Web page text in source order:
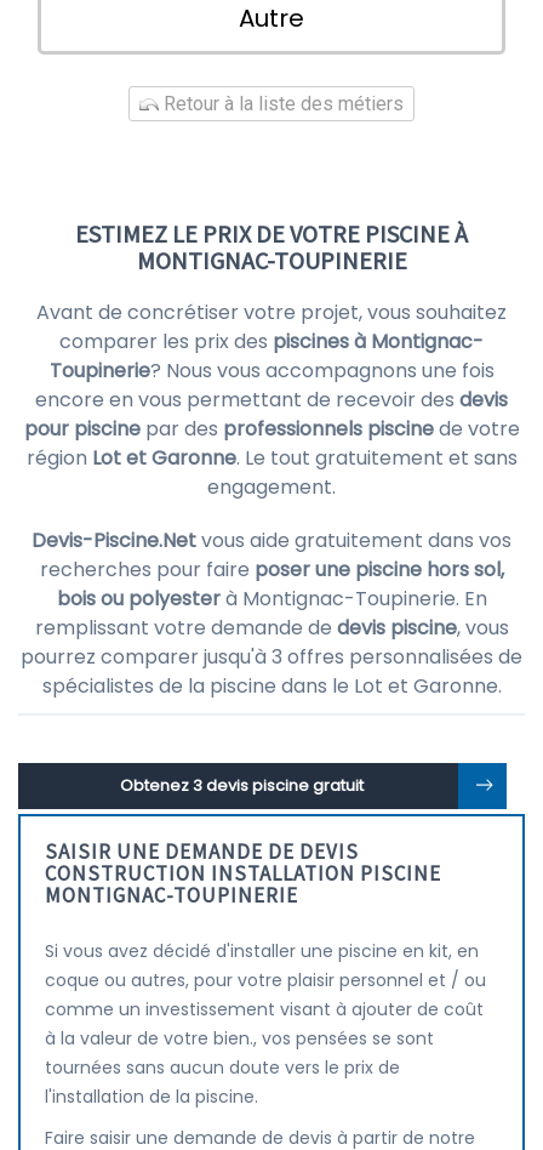
Autre
Retour à la liste des métiers
ESTIMEZ LE PRIX DE VOTRE PISCINE À
MONTIGNAC-TOUPINERIE
Avant de concrétiser votre projet, vous souhaitez
comparer les prix des piscines à Montignac-
Toupinerie? Nous vous accompagnons une fois
encore en vous permettant de recevoir des devis
pour piscinepar des professionnels piscinede votre
région Lot et Garonne. Le tout gratuitement et sans
engagement.
Devis-Piscine.Netvous aide gratuitement dans vos
recherches pour faire poser une piscine hors sol,
bois ou polyesterà Montignac-Toupinerie. En
remplissant votre demande de devis piscine, vous
pourrez comparer jusqu'à 3 offres personnalisées de
spécialistes de la piscine dans le Lot et Garonne.
Obtenez 3 devis piscine gratuit
SAISIR UNE DEMANDE DE DEVIS
CONSTRUCTION INSTALLATION PISCINE
MONTIGNAC-TOUPINERIE
Si vous avez décidé d'installer une piscine en kit, en
coque ou autres, pour votre plaisir personnel et / ou
comme un investissement visant à ajouter de coût
à la valeur de votre bien., vos pensées se sont
tournées sans aucun doute vers le prix de
l'installation de la piscine.
Faire saisir une demande de devis à partir de notre